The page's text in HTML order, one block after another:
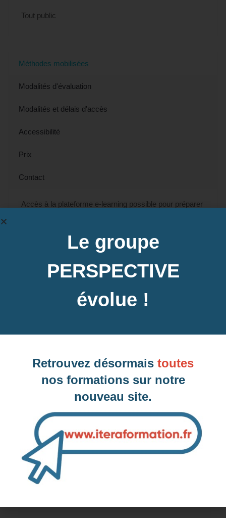
Tout public
Méthodes mobilisées
Modalités d'évaluation
Modalités et délais d'accès
Accessibilité
Prix
Contact
Accès à la plateforme e-learning possible pour préparer
ordinateur avec connexion internet, livret stagiaire, cas
Contactez-nous pour en savoir plus
Beauvais, 60 (Oise)
Inter-entreprise
Contactez-nous pour demander votre inscription
Le groupe
PERSPECTIVE
évolue !
Retrouvez désormais toutes
nos formations sur notre
nouveau site.